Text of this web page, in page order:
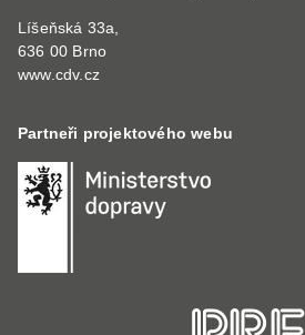
Líšeňská 33a,
636 00 Brno
www.cdv.cz
Partneři projektového webu